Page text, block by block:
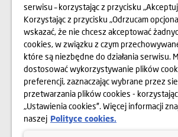
O NAS
BLOG
Przedstawione na stronie internetowej www.domd.pl
modele budynku mają charakter poglądowy. Wygląd
zagospodarowanie terenu mogą nieznacznie ulec
Zmianie nie ulegną istotne cechy świadczenia oraz
serwisu – korzystając z przycisku
Korzystając z przycisku „Odrzucam
wskazać, że nie chcesz akceptować
cookies, w związku z czym
które są niezbędne do działania serwisu.
dostosować wykorzystywanie plików
preferencji, zaznaczając wybrane przez
przetwarzania plików cookies -
„Ustawienia cookies”. Więcej informacji
naszej Polityce cookies.